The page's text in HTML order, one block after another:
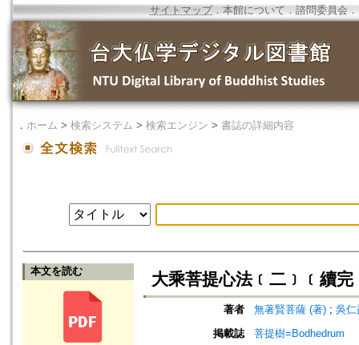
サイトマップ．本館について ． 諮問委員会 ．
． ホーム > 検索システム > 検索エンジン > 書誌の詳細内容
本文を読む 大乘菩提心法﹝二﹞﹝續
著者 無著賢菩薩 (著) ; 吳仁
掲載誌
菩提樹=Bodhedrum